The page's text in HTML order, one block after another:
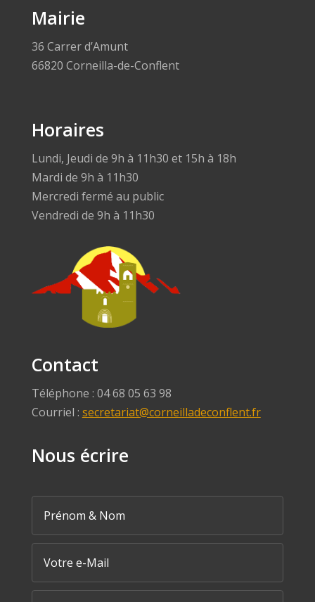
Mairie
36 Carrer d’Amunt
66820 Corneilla-de-Conflent
Horaires
Lundi, Jeudi de 9h à 11h30 et 15h à 18h
Mardi de 9h à 11h30
Mercredi fermé au public
Vendredi de 9h à 11h30
Contact
Téléphone : 04 68 05 63 98
Courriel : secretariat@corneilladeconflent.fr
Nous écrire